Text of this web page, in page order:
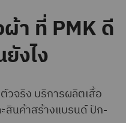
า ที่ PMK ดี
งไง
วจริง บริการผลิตเสื้อ
สินค้าสร้างแบรนด์ ปัก-